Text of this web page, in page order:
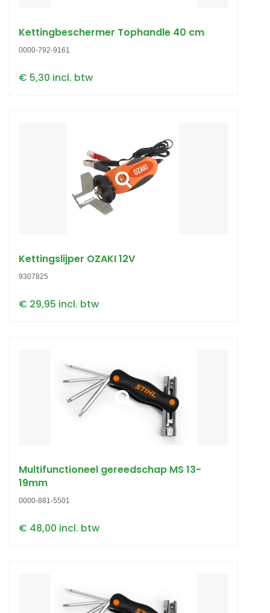
Kettingbeschermer Tophandle 40 cm
0000-792-9161
€ 5,30 incl. btw
Kettingslijper OZAKI 12V
9307825
€ 29,95 incl. btw
Multifunctioneel gereedschap MS 13-
19mm
0000-881-5501
€ 48,00 incl. btw